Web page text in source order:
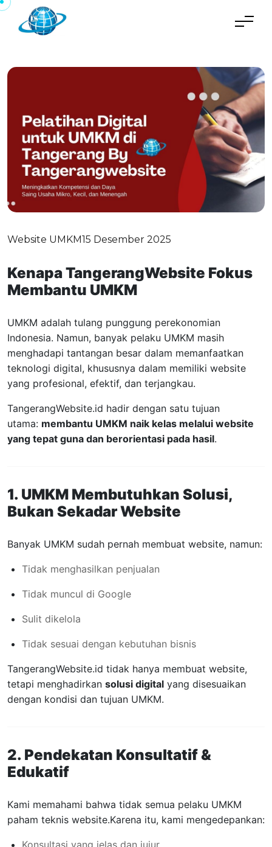
Website UMKM15 Desember 2025
Kenapa TangerangWebsite Fokus
Membantu UMKM
UMKM adalah tulang punggung perekonomian
Indonesia. Namun, banyak pelaku UMKM masih
menghadapi tantangan besar dalam memanfaatkan
teknologi digital, khususnya dalam memiliki website
yang profesional, efektif, dan terjangkau.
TangerangWebsite.id hadir dengan satu tujuan
utama: membantu UMKM naik kelas melalui website
yang tepat guna dan berorientasi pada hasil.
1. UMKM Membutuhkan Solusi,
Bukan Sekadar Website
Banyak UMKM sudah pernah membuat website, namun:
Tidak menghasilkan penjualan
Tidak muncul di Google
Sulit dikelola
Tidak sesuai dengan kebutuhan bisnis
TangerangWebsite.id tidak hanya membuat website,
tetapi menghadirkan solusi digital yang disesuaikan
dengan kondisi dan tujuan UMKM.
2. Pendekatan Konsultatif &
Edukatif
Kami memahami bahwa tidak semua pelaku UMKM
paham teknis website.Karena itu, kami mengedepankan:
Konsultasi yang jelas dan jujur